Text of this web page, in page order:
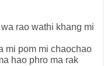
rao wathi khang mi
mi pom mi chaochao
hao phro ma rak